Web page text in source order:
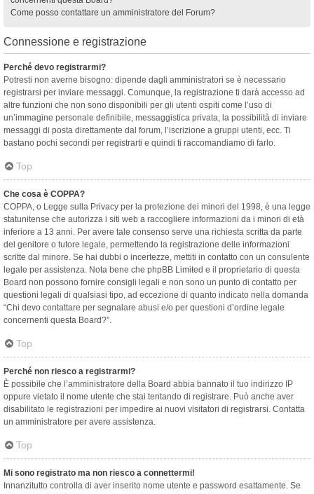
Come posso contattare un amministratore del Forum?
Connessione e registrazione
Perché devo registrarmi?
Potresti non averne bisogno: dipende dagli amministratori se è necessario
registrarsi per inviare messaggi. Comunque, la registrazione ti darà accesso ad
altre funzioni che non sono disponibili per gli utenti ospiti come l’uso di
un’immagine personale definibile, messaggistica privata, la possibilità di inviare
messaggi di posta direttamente dal forum, l’iscrizione a gruppi utenti, ecc. Ti
bastano pochi secondi per registrarti e quindi ti raccomandiamo di farlo.
Top
Che cosa è COPPA?
COPPA, o Legge sulla Privacy per la protezione dei minori del 1998, è una legge
statunitense che autorizza i siti web a raccogliere informazioni da i minori di età
inferiore a 13 anni. Per avere tale consenso serve una richiesta scritta da parte
del genitore o tutore legale, permettendo la registrazione delle informazioni
scritte dal minore. Se hai dubbi o incertezze, mettiti in contatto con un consulente
legale per assistenza. Nota bene che phpBB Limited e il proprietario di questa
Board non possono fornire consigli legali e non sono un punto di contatto per
questioni legali di qualsiasi tipo, ad eccezione di quanto indicato nella domanda
“Chi devo contattare per segnalare abusi e/o per questioni d’ordine legale
concernenti questa Board?”.
Top
Perché non riesco a registrarmi?
È possibile che l’amministratore della Board abbia bannato il tuo indirizzo IP
oppure vietato il nome utente che stai tentando di registrare. Può anche aver
disabilitato le registrazioni per impedire ai nuovi visitatori di registrarsi. Contatta
un amministratore per avere assistenza.
Top
Mi sono registrato ma non riesco a connettermi!
Innanzitutto controlla di aver inserito nome utente e password esattamente. Se